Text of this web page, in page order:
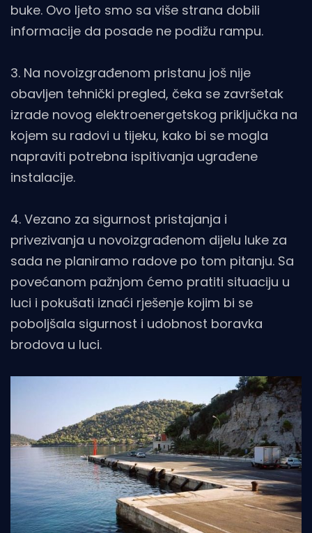
buke. Ovo ljeto smo sa više strana dobili
informacije da posade ne podižu rampu.
3. Na novoizgrađenom pristanu još nije
obavljen tehnički pregled, čeka se završetak
izrade novog elektroenergetskog priključka na
kojem su radovi u tijeku, kako bi se mogla
napraviti potrebna ispitivanja ugrađene
instalacije.
4. Vezano za sigurnost pristajanja i
privezivanja u novoizgrađenom dijelu luke za
sada ne planiramo radove po tom pitanju. Sa
povećanom pažnjom ćemo pratiti situaciju u
luci i pokušati iznaći rješenje kojim bi se
poboljšala sigurnost i udobnost boravka
brodova u luci.